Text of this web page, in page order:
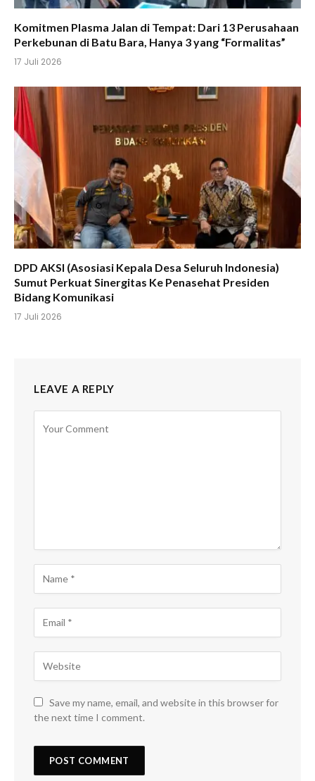
Komitmen Plasma Jalan di Tempat: Dari 13 Perusahaan
Perkebunan di Batu Bara, Hanya 3 yang “Formalitas”
17 Juli 2026
DPD AKSI (Asosiasi Kepala Desa Seluruh Indonesia)
Sumut Perkuat Sinergitas Ke Penasehat Presiden
Bidang Komunikasi
17 Juli 2026
LEAVE A REPLY
Save my name, email, and website in this browser for
the next time I comment.